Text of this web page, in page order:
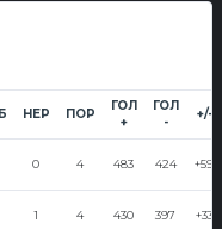
НЕР ПОР
ГОЛ
+
ГОЛ
-
+/-
0 4 483 424 +59
1 4 430 397 +33